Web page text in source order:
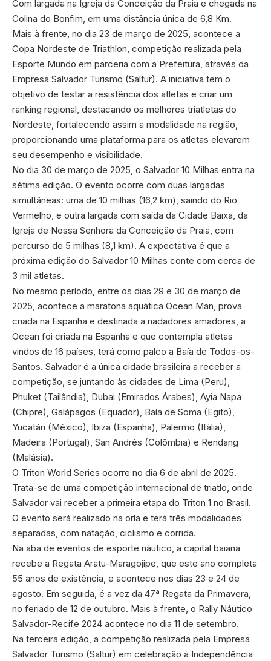
Com largada na Igreja da Conceição da Praia e chegada na
Colina do Bonfim, em uma distância única de 6,8 Km.
Mais à frente, no dia 23 de março de 2025, acontece a
Copa Nordeste de Triathlon, competição realizada pela
Esporte Mundo em parceria com a Prefeitura, através da
Empresa Salvador Turismo (Saltur). A iniciativa tem o
objetivo de testar a resistência dos atletas e criar um
ranking regional, destacando os melhores triatletas do
Nordeste, fortalecendo assim a modalidade na região,
proporcionando uma plataforma para os atletas elevarem
seu desempenho e visibilidade.
No dia 30 de março de 2025, o Salvador 10 Milhas entra na
sétima edição. O evento ocorre com duas largadas
simultâneas: uma de 10 milhas (16,2 km), saindo do Rio
Vermelho, e outra largada com saída da Cidade Baixa, da
Igreja de Nossa Senhora da Conceição da Praia, com
percurso de 5 milhas (8,1 km). A expectativa é que a
próxima edição do Salvador 10 Milhas conte com cerca de
3 mil atletas.
No mesmo período, entre os dias 29 e 30 de março de
2025, acontece a maratona aquática Ocean Man, prova
criada na Espanha e destinada a nadadores amadores, a
Ocean foi criada na Espanha e que contempla atletas
vindos de 16 países, terá como palco a Baía de Todos-os-
Santos. Salvador é a única cidade brasileira a receber a
competição, se juntando às cidades de Lima (Peru),
Phuket (Tailândia), Dubai (Emirados Árabes), Ayia Napa
(Chipre), Galápagos (Equador), Baía de Soma (Egito),
Yucatán (México), Ibiza (Espanha), Palermo (Itália),
Madeira (Portugal), San Andrés (Colômbia) e Rendang
(Malásia).
O Triton World Series ocorre no dia 6 de abril de 2025.
Trata-se de uma competição internacional de triatlo, onde
Salvador vai receber a primeira etapa do Triton 1 no Brasil.
O evento será realizado na orla e terá três modalidades
separadas, com natação, ciclismo e corrida.
Na aba de eventos de esporte náutico, a capital baiana
recebe a Regata Aratu-Maragojipe, que este ano completa
55 anos de existência, e acontece nos dias 23 e 24 de
agosto. Em seguida, é a vez da 47ª Regata da Primavera,
no feriado de 12 de outubro. Mais à frente, o Rally Náutico
Salvador-Recife 2024 acontece no dia 11 de setembro.
Na terceira edição, a competição realizada pela Empresa
Salvador Turismo (Saltur) em celebração à Independência